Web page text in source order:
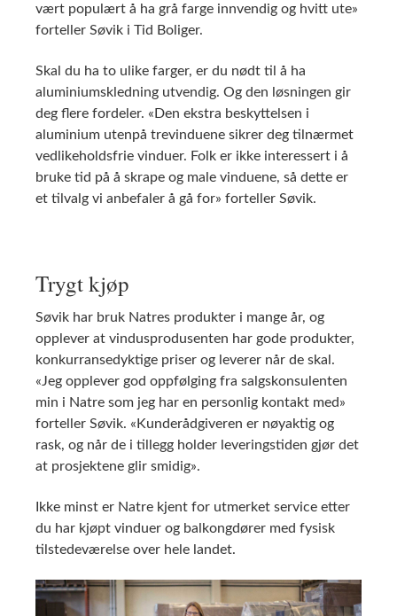
vært populært å ha grå farge innvendig og hvitt ute»
forteller Søvik i Tid Boliger.
Skal du ha to ulike farger, er du nødt til å ha
aluminiumskledning utvendig. Og den løsningen gir
deg flere fordeler. «Den ekstra beskyttelsen i
aluminium utenpå trevinduene sikrer deg tilnærmet
vedlikeholdsfrie vinduer. Folk er ikke interessert i å
bruke tid på å skrape og male vinduene, så dette er
et tilvalg vi anbefaler å gå for» forteller Søvik.
Trygt kjøp
Søvik har bruk Natres produkter i mange år, og
opplever at vindusprodusenten har gode produkter,
konkurransedyktige priser og leverer når de skal.
«Jeg opplever god oppfølging fra salgskonsulenten
min i Natre som jeg har en personlig kontakt med»
forteller Søvik. «Kunderådgiveren er nøyaktig og
rask, og når de i tillegg holder leveringstiden gjør det
at prosjektene glir smidig».
Ikke minst er Natre kjent for utmerket service etter
du har kjøpt vinduer og balkongdører med fysisk
tilstedeværelse over hele landet.